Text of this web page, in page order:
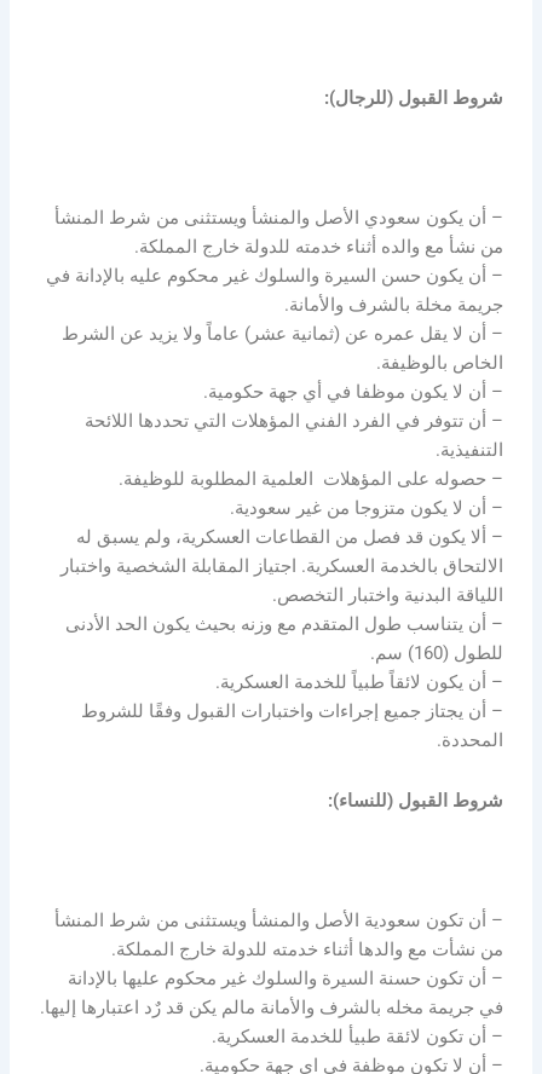
شروط القبول (للرجال):
– أن يكون سعودي الأصل والمنشأ ويستثنى من شرط المنشأ
من نشأ مع والده أثناء خدمته للدولة خارج المملكة.
– أن يكون حسن السيرة والسلوك غير محكوم عليه بالإدانة في
جريمة مخلة بالشرف والأمانة.
– أن لا يقل عمره عن (ثمانية عشر) عاماً ولا يزيد عن الشرط
الخاص بالوظيفة.
– أن لا يكون موظفا في أي جهة حكومية.
– أن تتوفر في الفرد الفني المؤهلات التي تحددها اللائحة
التنفيذية.
– حصوله على المؤهلات العلمية المطلوبة للوظيفة.
– أن لا يكون متزوجا من غير سعودية.
– ألا يكون قد فصل من القطاعات العسكرية، ولم يسبق له
الالتحاق بالخدمة العسكرية. اجتياز المقابلة الشخصية واختبار
اللياقة البدنية واختبار التخصص.
– أن يتناسب طول المتقدم مع وزنه بحيث يكون الحد الأدنى
للطول (160) سم.
– أن يكون لائقاً طبياً للخدمة العسكرية.
– أن يجتاز جميع إجراءات واختبارات القبول وفقًا للشروط
المحددة.
شروط القبول (للنساء):
– أن تكون سعودية الأصل والمنشأ ويستثنى من شرط المنشأ
من نشأت مع والدها أثناء خدمته للدولة خارج المملكة.
– أن تكون حسنة السيرة والسلوك غير محكوم عليها بالإدانة
في جريمة مخله بالشرف والأمانة مالم يكن قد رٌد اعتبارها إليها.
– أن تكون لائقة طبيأ للخدمة العسكرية.
– أن لا تكون موظفة في اي جهة حكومية.